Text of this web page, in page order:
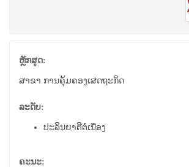
ຫຼັກສູດ:
ສາຂາ ການຄຸ້ມຄອງເສດຖະກິດ
ລະດັບ:
ປະລິນຍາຕີຕໍ່ເນື່ອງ
ຄະນະ: